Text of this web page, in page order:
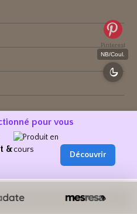
Pinterest
NB/Coul.
pour vous
&
Découvrir